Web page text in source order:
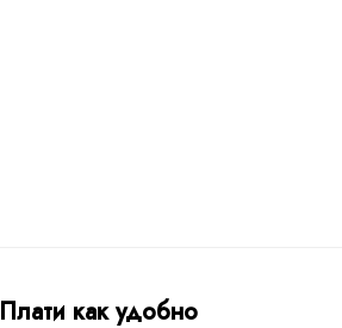
Плати как удобно